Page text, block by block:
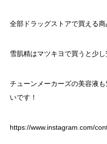
全部ドラッグストアで買える商
雪肌精はマツキヨで買うと少し
チューンメーカーズの美容液
いです！
https://www.instagram.com/